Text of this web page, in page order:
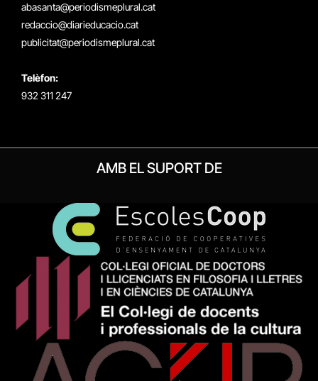
abasanta@periodismeplural.cat
redaccio@diarieducacio.cat
publicitat@periodismeplural.cat
Telèfon:
932 311 247
AMB EL SUPORT DE